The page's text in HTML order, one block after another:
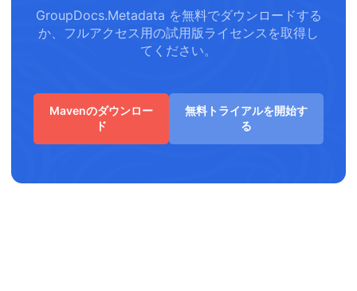
GroupDocs.Metadata を無料でダウンロードする
か、フルアクセス用の試用版ライセンスを取得し
てください。
Mavenのダウンロー
ド
無料トライアルを開始す
る